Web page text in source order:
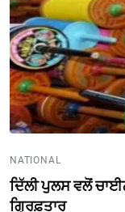
NATIONAL
ਦਿੱਲੀ ਪੁਲਸ ਵਲੋਂ
ਗ੍ਰਿਫ਼ਤਾਰ